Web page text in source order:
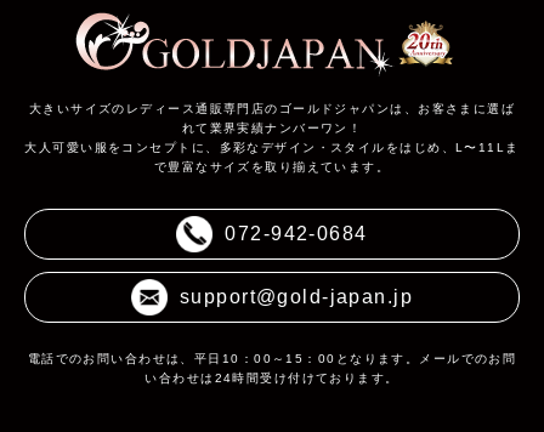
大きいサイズのレディース通販専門店のゴールドジャパンは、お客さまに選ば
れて業界実績ナンバーワン！
大人可愛い服をコンセプトに、多彩なデザイン・スタイルをはじめ、L〜11Lま
で豊富なサイズを取り揃えています。
072-942-0684
support@gold-japan.jp
電話でのお問い合わせは、平日10：00～15：00となります。メールでのお問
い合わせは24時間受け付けております。